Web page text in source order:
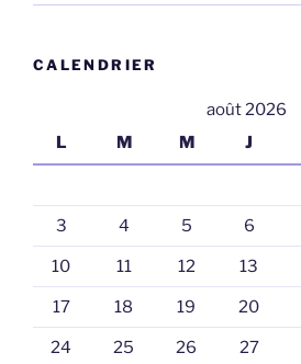
CALENDRIER
août 2026
L
M M J
3 4 5 6
10 11 12 13
17 18 19 20
24 25 26 27